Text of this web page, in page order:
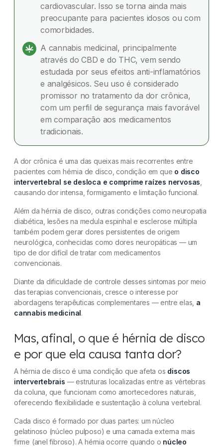
cardiovascular. Isso se torna ainda mais
preocupante para pacientes idosos ou com
comorbidades.
A cannabis medicinal, principalmente
através do CBD e do THC, vem sendo
estudada por seus efeitos anti-inflamatórios
e analgésicos. Seu uso é considerado
promissor no tratamento da dor crônica,
com um perfil de segurança mais favorável
em comparação aos medicamentos
tradicionais.
A dor crônica é uma das queixas mais recorrentes entre
pacientes com hérnia de disco, condição em que o disco
intervertebral se desloca e comprime raízes nervosas
causando dor intensa, formigamento e limitação funcional.
Além da hérnia de disco, outras condições como neuropatia
diabética, lesões na medula espinhal e esclerose múltipla
também podem gerar dores persistentes de origem
neurológica, conhecidas como dores neuropáticas — um
tipo de dor difícil de tratar com medicamentos
convencionais.
Diante da dificuldade de controle desses sintomas por meio
das terapias convencionais, cresce o interesse por
abordagens terapêuticas complementares — entre elas, a
cannabis medicinal.
Mas, afinal, o que é hérnia de disco
e por que ela causa tanta dor?
A hérnia de disco é uma condição que afeta os discos
intervertebrais — estruturas localizadas entre as vértebras
da coluna, que funcionam como amortecedores naturais,
oferecendo flexibilidade e sustentação à coluna vertebral.
Cada disco é formado por duas partes: um núcleo
gelatinoso (núcleo pulposo) e uma camada externa mais
firme (anel fibroso). A hérnia ocorre quando o núcleo